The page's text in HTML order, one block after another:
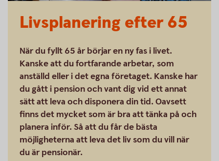
Livsplanering efter 65
När du fyllt 65 år börjar en ny fas i livet.
Kanske att du fortfarande arbetar, som
anställd eller i det egna företaget. Kanske har
du gått i pension och vant dig vid ett annat
sätt att leva och disponera din tid. Oavsett
finns det mycket som är bra att tänka på och
planera inför. Så att du får de bästa
möjligheterna att leva det liv som du vill när
du är pensionär.